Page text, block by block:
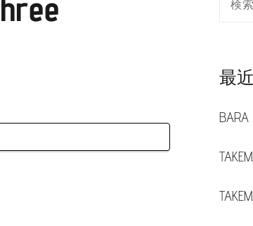
象:
最
BARA